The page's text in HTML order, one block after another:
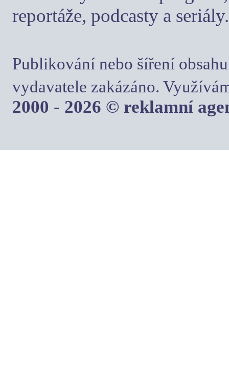
reportáže, podcasty a seriály.
Publikování nebo šíření
vydavatele zakázáno.
2000 - 2026 © reklamní